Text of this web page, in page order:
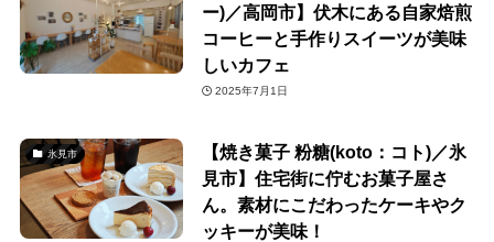
ー)／高岡市】伏木にある自家焙煎
コーヒーと手作りスイーツが美味
しいカフェ
2025年7月1日
氷見市
【焼き菓子 粉糖(koto：コト)／氷
見市】住宅街に佇むお菓子屋さ
ん。素材にこだわったケーキやク
ッキーが美味！